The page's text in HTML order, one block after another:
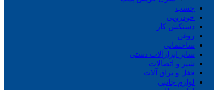
چسب
خودرویی
دستکش کار
روغن
ساختمانی
سایز ابزارآلات دستی
شیر و اتصالات
قفل و یراق آلات
لوازم جانبی